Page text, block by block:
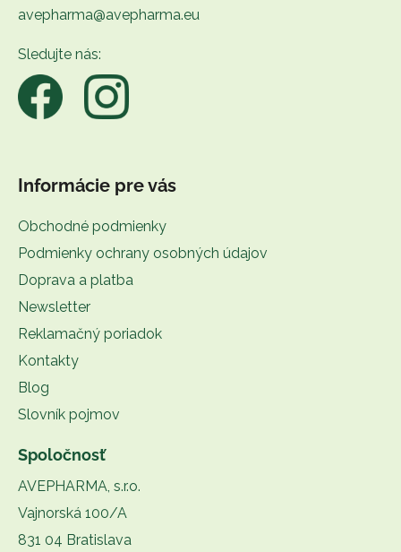
avepharma@avepharma.eu
Sledujte nás:
Informácie pre vás
Obchodné podmienky
Podmienky ochrany osobných údajov
Doprava a platba
Newsletter
Reklamačný poriadok
Kontakty
Blog
Slovník pojmov
Spoločnosť
AVEPHARMA, s.r.o.
Vajnorská 100/A
831 04 Bratislava